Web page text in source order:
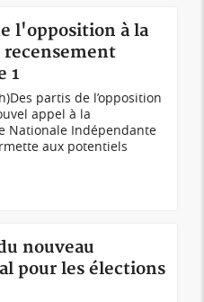
l'opposition à la
recensement
1
partis de l’opposition
appel à la
Nationale Indépendante
aux potentiels
nouveau
pour les élections